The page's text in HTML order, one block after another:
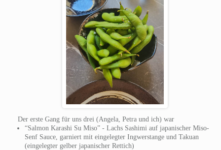
Der erste Gang für uns drei (Angela, Petra und ich) war
“Salmon Karashi Su Miso” - Lachs Sashimi auf japanischer Miso-
Senf Sauce, garniert mit eingelegter Ingwerstange und Takuan
(eingelegter gelber japanischer Rettich)